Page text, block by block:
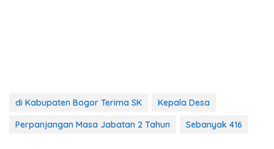
di Kabupaten Bogor Terima SK
Kepala Desa
Perpanjangan Masa Jabatan 2 Tahun
Sebanyak 416